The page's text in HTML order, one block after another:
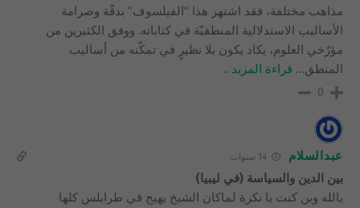
مذاهب ‏مختلفة، فقد اشتهر هذا “الفيلسوف” بدقّة وصرامة
الأساليب الاستدلالية المنطقيّة في كتاباته. ‏ووفق الكثيرين من
مؤرّخي العلوم، يكاد يكون بلا نظيرٍ في تمكّنه من أساليب
المنطق… قراءة المزيد ..
0
عبدالسلام 14 سنوات
بين الدين والسياسة (في ليبيا)
بالله وين كنت يا نكرة لماكان الشيخ يهيج في طرابلس كلها